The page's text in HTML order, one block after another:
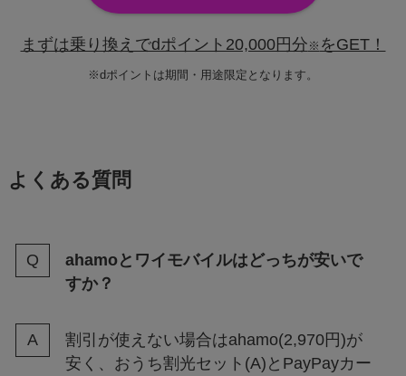
まずは乗り換えでdポイント20,000円分 ※ をGET！
※dポイントは期間・用途限定となります。
よくある質問
ahamoとワイモバイルはどっちが安いで
すか？
割引が使えない場合はahamo(2,970円)が
安く、おうち割光セット(A)とPayPayカー